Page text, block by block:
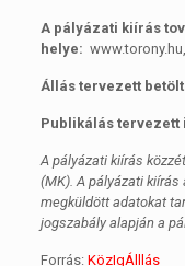
A pályázati kiírás
helye:
Állás tervezett
Publikálás tervezett
A pályázati kiírás
(MK). A pályázati
megküldött adatokat
jogszabály alapján a
Forrás: KözIgÁlllás